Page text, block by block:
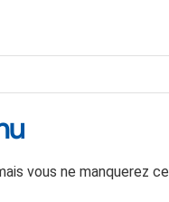
vous ne manquerez ce